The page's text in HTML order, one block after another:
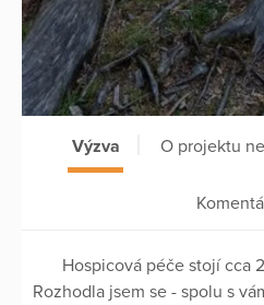
Výzva O projektu
Hospicová péče stojí cca
Rozhodla jsem se - spolu s